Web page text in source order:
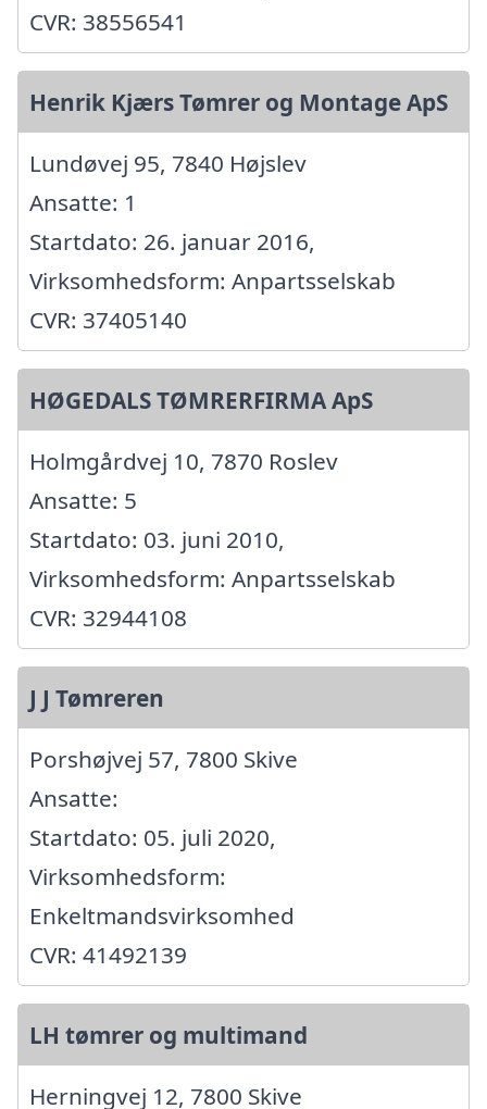
CVR: 38556541
Henrik Kjærs Tømrer og Montage ApS
Lundøvej 95, 7840 Højslev
Ansatte: 1
Startdato: 26. januar 2016,
Virksomhedsform: Anpartsselskab
CVR: 37405140
HØGEDALS TØMRERFIRMA ApS
Holmgårdvej 10, 7870 Roslev
Ansatte: 5
Startdato: 03. juni 2010,
Virksomhedsform: Anpartsselskab
CVR: 32944108
J J Tømreren
Porshøjvej 57, 7800 Skive
Ansatte:
Startdato: 05. juli 2020,
Virksomhedsform:
Enkeltmandsvirksomhed
CVR: 41492139
LH tømrer og multimand
Herningvej 12, 7800 Skive